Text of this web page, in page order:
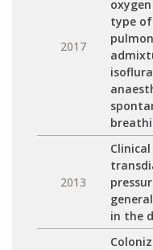
2017
type
2013
in the